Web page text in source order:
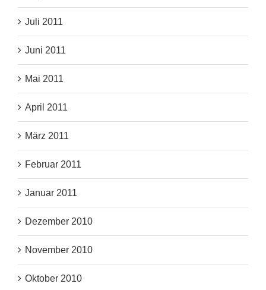
Juli 2011
Juni 2011
Mai 2011
April 2011
März 2011
Februar 2011
Januar 2011
Dezember 2010
November 2010
Oktober 2010